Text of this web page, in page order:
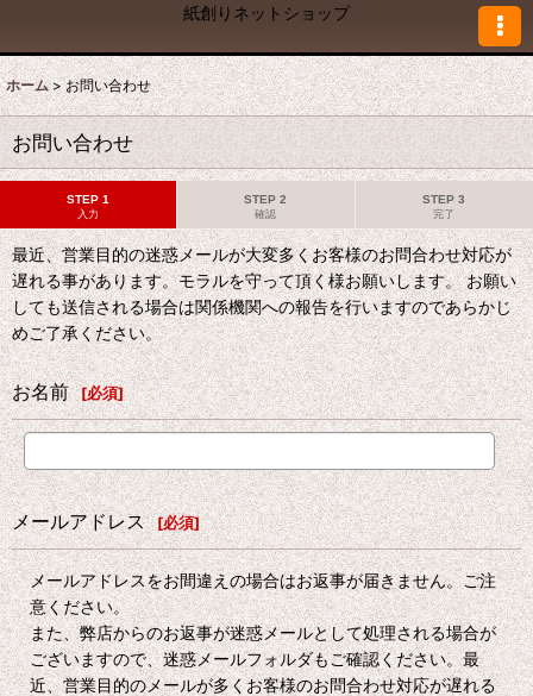
紙創りネットショップ
ホーム > お問い合わせ
お問い合わせ
STEP 1
入力
STEP 2
確認
STEP 3
完了
最近、営業目的の迷惑メールが大変多くお客様のお問合わせ対応が
遅れる事があります。モラルを守って頂く様お願いします。 お願い
しても送信される場合は関係機関への報告を行いますのであらかじ
めご了承ください。
お名前 [必須]
メールアドレス [必須]
メールアドレスをお間違えの場合はお返事が届きません。ご注
意ください。
また、弊店からのお返事が迷惑メールとして処理される場合が
ございますので、迷惑メールフォルダもご確認ください。最
近、営業目的のメールが多くお客様のお問合わせ対応が遅れる